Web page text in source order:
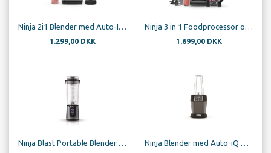
Ninja 2i1 Blender med Auto-IQ BN750EU
1.299,00 DKK
Ninja 3 in 1 Foodprocessor og blender med Auto-IQ BN800EU
1.699,00 DKK
Ninja Blast Portable Blender Black Ninja Blender med Auto-iQ BN495EU